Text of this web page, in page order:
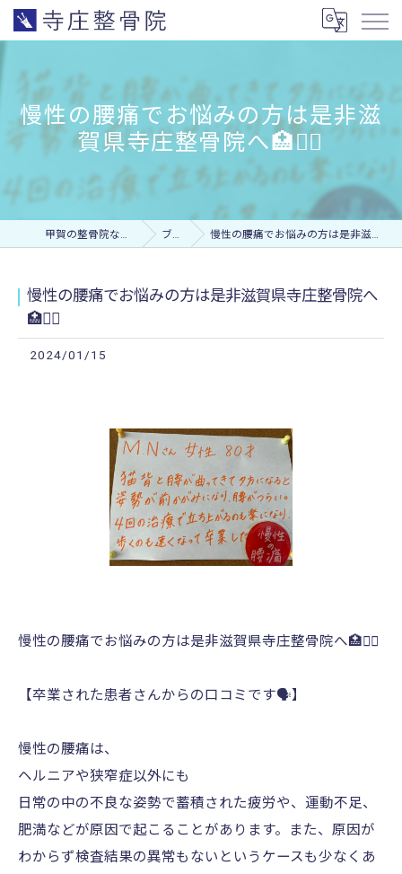
慢性の腰痛でお悩みの方は是非滋
賀県寺庄整骨院へ🏥🏃‍♂️
甲賀の整骨院なら寺庄整骨院 ブログ 慢性の腰痛でお悩みの方は是非滋賀県寺庄整骨院へ🏥🏃‍♂️
慢性の腰痛でお悩みの方は是非滋賀県寺庄整骨院へ
🏥🏃‍♂️
2024/01/15
慢性の腰痛でお悩みの方は是非滋賀県寺庄整骨院へ🏥🏃‍♂️
【卒業された患者さんからの口コミです🗣️】
慢性の腰痛は、
ヘルニアや狭窄症以外にも
日常の中の不良な姿勢で蓄積された疲労や、運動不足、
肥満などが原因で起こることがあります。また、原因が
わからず検査結果の異常もないというケースも少なくあ